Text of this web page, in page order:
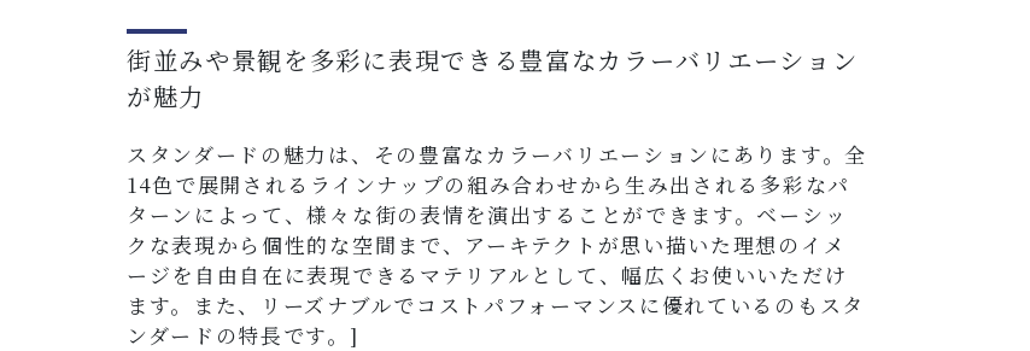
街並みや景観を多彩に表現できる豊富なカラーバリエーション
が魅力
スタンダードの魅力は、その豊富なカラーバリエーションにあります。全
14色で展開されるラインナップの組み合わせから生み出される多彩なパ
ターンによって、様々な街の表情を演出することができます。ベーシッ
クな表現から個性的な空間まで、アーキテクトが思い描いた理想のイメ
ージを自由自在に表現できるマテリアルとして、幅広くお使いいただけ
ます。また、リーズナブルでコストパフォーマンスに優れているのもスタ
ンダードの特長です。]